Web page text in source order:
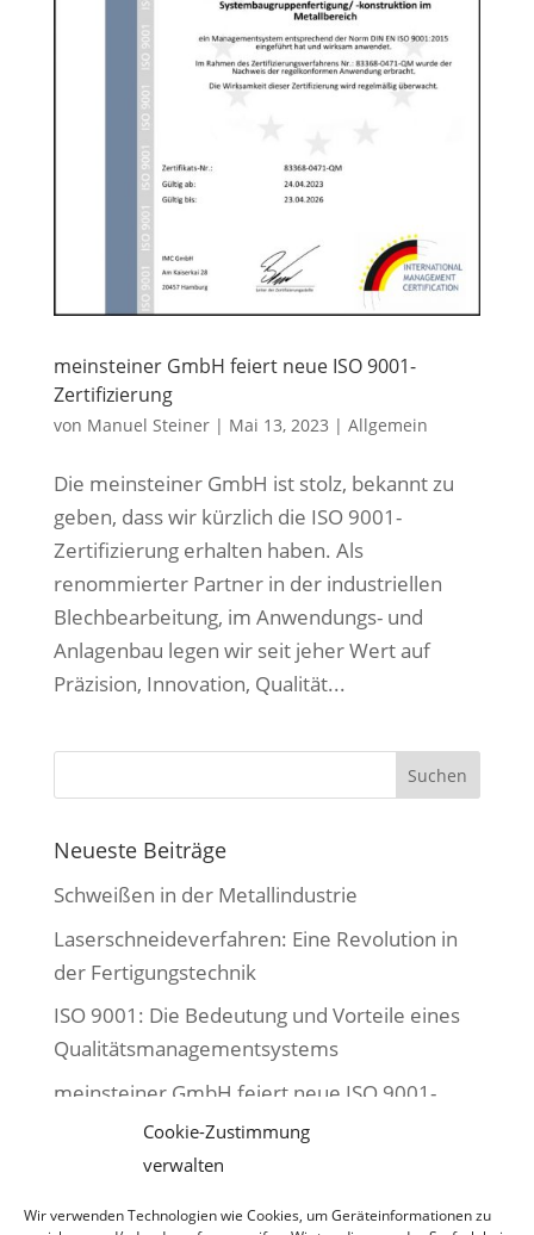
Cookie-Zustimmung
verwalten
Wir verwenden Technologien wie Cookies, um Geräteinformationen zu
meinsteiner GmbH feiert neue ISO 9001-
Zertifizierung
von Manuel Steiner| Mai 13, 2023 | Allgemein
Die meinsteiner GmbH ist stolz, bekannt zu
geben, dass wir kürzlich die ISO 9001-
Zertifizierung erhalten haben. Als
renommierter Partner in der industriellen
Blechbearbeitung, im Anwendungs- und
Anlagenbau legen wir seit jeher Wert auf
Präzision, Innovation, Qualität...
Neueste Beiträge
Schweißen in der Metallindustrie
Laserschneideverfahren: Eine Revolution in
der Fertigungstechnik
ISO 9001: Die Bedeutung und Vorteile eines
Qualitätsmanagementsystems
meinsteiner GmbH feiert neue ISO 9001-
Zertifizierung
Verfahrenstechniken in der Blechbearbeitung